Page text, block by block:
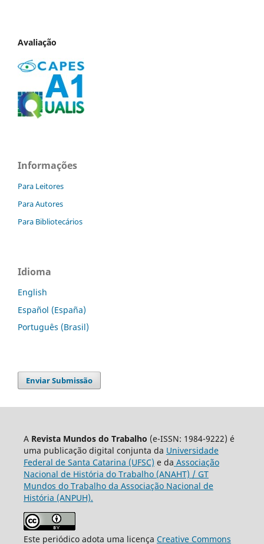
Avaliação
Informações
Para Leitores
Para Autores
Para Bibliotecários
Idioma
English
Español (España)
Português (Brasil)
Enviar Submissão
A Revista Mundos do Trabalho (e-ISSN: 1984-9222) é
uma publicação digital conjunta da Universidade
Federal de Santa Catarina (UFSC) e da Associação
Nacional de História do Trabalho (ANAHT) / GT
Mundos do Trabalho da Associação Nacional de
História (ANPUH).
Este periódico adota uma licença Creative Commons